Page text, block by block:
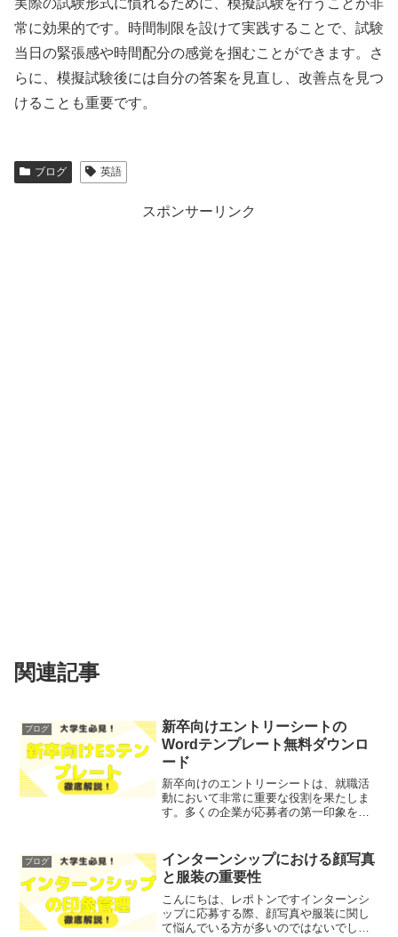
実際の試験形式に慣れるために、模擬試験を行うことが非
常に効果的です。時間制限を設けて実践することで、試験
当日の緊張感や時間配分の感覚を掴むことができます。さ
らに、模擬試験後には自分の答案を見直し、改善点を見つ
けることも重要です。
ブログ 英語
スポンサーリンク
関連記事
ブログ
新卒向けエントリーシートの
Wordテンプレート無料ダウンロ
ード
新卒向けのエントリーシートは、就職活
動において非常に重要な役割を果たしま
す。多くの企業が応募者の第一印象を判
か」「どのように作成すればよいのか」
といった疑問を抱えている方...
ブログ
インターンシップにおける顔写真
と服装の重要性
こんにちは、レポトンですインターンシ
ップに応募する際、顔写真や服装に関し
て悩んでいる方が多いのではないでしょ